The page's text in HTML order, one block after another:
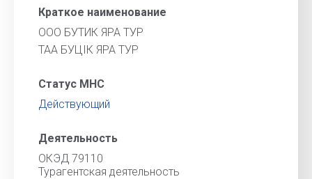
Краткое наименование
ООО БУТИК ЯРА ТУР
ТАА БУЦIК ЯРА ТУР
Статус МНС
Действующий
Деятельность
ОКЭД 79110
Турагентская деятельность